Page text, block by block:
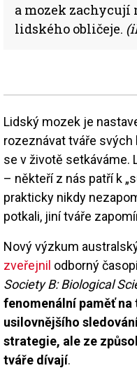
a mozek
lidského obličeje.
Lidský mozek je
rozeznávat tváře svých
se v životě setkáváme.
– někteří z nás patří k
prakticky nikdy
potkali, jiní tváře
Nový výzkum
zveřejnil odborný
Society B: Biological
fenomenální paměť na
usilovnějšího
strategie, ale ze
tváře dívají.